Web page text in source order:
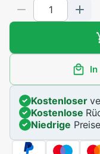
Kostenloser
Kostenlose
Niedrige Preise